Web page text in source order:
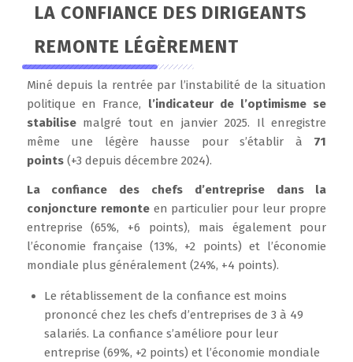
LA CONFIANCE DES DIRIGEANTS
REMONTE LÉGÈREMENT
Miné depuis la rentrée par l’instabilité de la situation
politique en France, l’indicateur de l’optimisme se
stabilisemalgré tout en janvier 2025. Il enregistre
même une légère hausse pour s’établir à 71
points(+3 depuis décembre 2024).
La confiance des chefs d’entreprise dans la
conjoncture remonteen particulier pour leur propre
entreprise (65%, +6 points), mais également pour
l’économie française (13%, +2 points) et l’économie
mondiale plus généralement (24%, +4 points).
Le rétablissement de la confiance est moins
prononcé chez les chefs d’entreprises de 3 à 49
salariés. La confiance s’améliore pour leur
entreprise (69%, +2 points) et l’économie mondiale